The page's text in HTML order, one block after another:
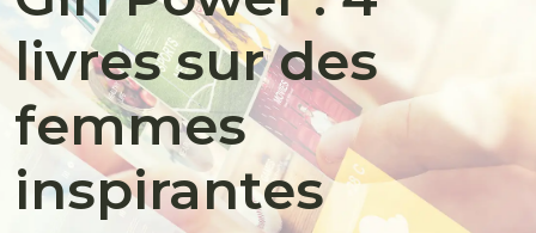
livres sur des
femmes
inspirantes